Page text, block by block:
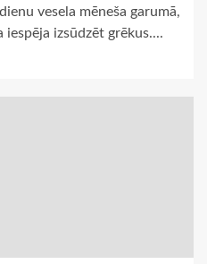
vesela mēneša garumā,
izsūdzēt grēkus....